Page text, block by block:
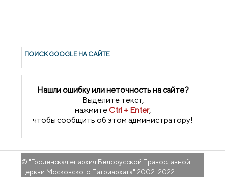
ПОИСК GOОGLE НА САЙТЕ
Нашли ошибку или неточность на сайте?
Выделите текст,
нажмитеCtrl + Enter,
чтобы сообщить об этом администратору!
© "Гроденская епархия Белорусской Православной
Церкви Московского Патриархата" 2002-2022